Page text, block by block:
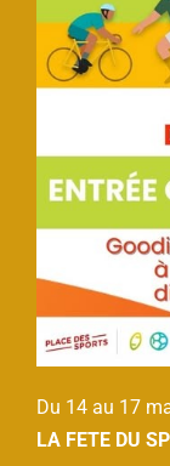
Du 14 au 17
LA FETE DU